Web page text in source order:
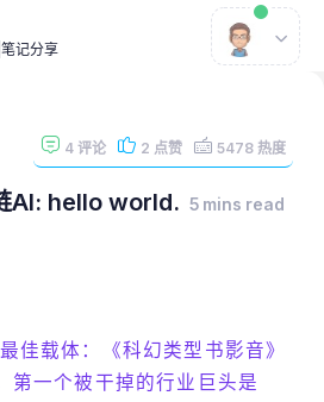
记分享
4 评论 2 点赞 5478 热度
AI: hello world. 5 mins read
佳载体：《科幻类型书影音》
一个被干掉的行业巨头是